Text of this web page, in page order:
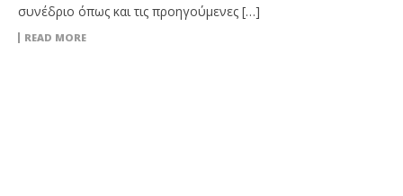
συνέδριο όπως και τις προηγούμενες […]
READ MORE